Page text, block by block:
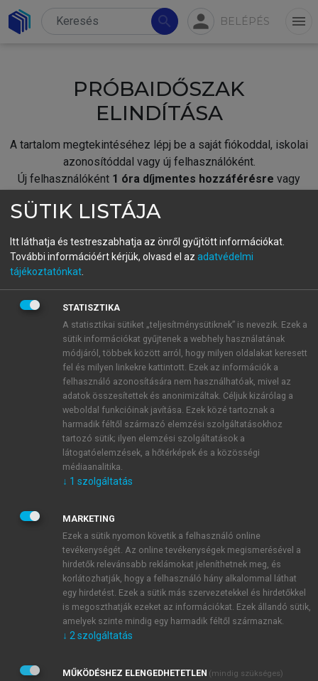
search person BELÉPÉS menu
PRÓBAIDŐSZAK
ELINDÍTÁSA
A tartalom megtekintéséhez lépj be a saját fiókoddal, iskolai
azonosítóddal vagy új felhasználóként.
Új felhasználóként 1 óra díjmentes hozzáférésre vagy
fiókoddal,vagy hozz létre új fiókot.
A regisztráció után apróbaidőszakautomatikusan
BELÉPÉS SAJÁT FIÓKKAL
ÚJ FIÓK LÉTREHOZÁSA
1 óra díjmentes hozzáférés
E-MAIL-CÍM
JELSZÓ
JELSZÓ ÚJRA
Kérek értesítést a MeRSZ újdonságairól, akcióiról.
Kérek értesítést az Akadémiai Kiadó Zrt. újdonságairól,
Adatkezelési tájékoztatóbanfoglaltakat tudomásul
SÜTIK LISTÁJA
Itt láthatja és testreszabhatja az önről gyűjtött információkat.
További információért kérjük, olvasd el az adatvédelmi
tájékoztatónkat
STATISZTIKA
A statisztikai sütiket „teljesítménysütiknek” is nevezik. Ezek a
sütik információkat gyűjtenek a webhely használatának
módjáról, többek között arról, hogy milyen oldalakat keresett
fel és milyen linkekre kattintott. Ezek az információk a
felhasználó azonosítására nem használhatóak, mivel az
adatok összesítettek és anonimizáltak. Céljuk kizárólag a
weboldal funkcióinak javítása. Ezek közé tartoznak a
harmadik féltől származó elemzési szolgáltatásokhoz
tartozó sütik; ilyen elemzési szolgáltatások a
látogatóelemzések, a hőtérképek és a közösségi
médiaanalitika.
↓ 1 szolgáltatás
MARKETING
Ezek a sütik nyomon követik a felhasználó online
tevékenységét. Az online tevékenységek megismerésével a
hirdetők relevánsabb reklámokat jeleníthetnek meg, és
korlátozhatják, hogy a felhasználó hány alkalommal láthat
egy hirdetést. Ezek a sütik más szervezetekkel és hirdetőkkel
is megoszthatják ezeket az információkat. Ezek állandó sütik,
amelyek szinte mindig egy harmadik féltől származnak.
↓ 2 szolgáltatás
MŰKÖDÉSHEZ ELENGEDHETETLEN (mindig szükséges)